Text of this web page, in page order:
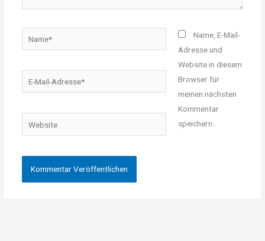
Mail-
Website
Name, E-Mail-
Adresse und
Website in diesem
Browser für
meinen nächsten
Kommentar
speichern.